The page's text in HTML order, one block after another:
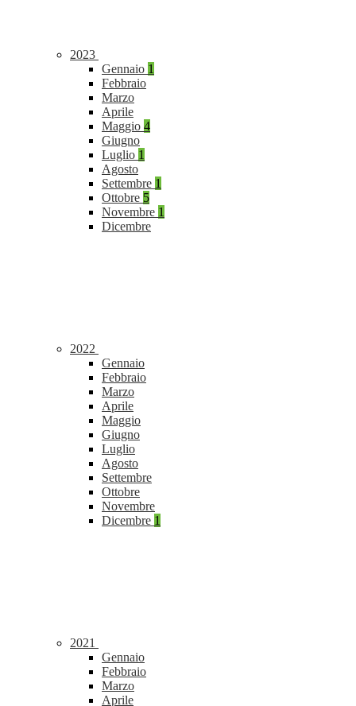
2023
Gennaio 1
Febbraio
Marzo
Aprile
Maggio 4
Giugno
Luglio 1
Agosto
Settembre 1
Ottobre 5
Novembre 1
Dicembre
2022
Gennaio
Febbraio
Marzo
Aprile
Maggio
Giugno
Luglio
Agosto
Settembre
Ottobre
Novembre
Dicembre 1
2021
Gennaio
Febbraio
Marzo
Aprile